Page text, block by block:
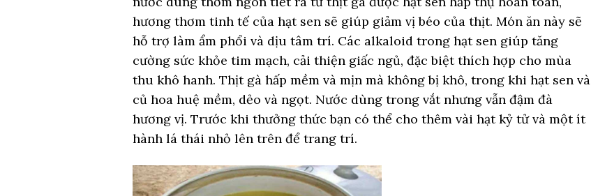
hương thơm tinh tế của hạt sen sẽ giúp giảm vị béo của thịt. Món ăn này sẽ
hỗ trợ làm ẩm phổi và dịu tâm trí. Các alkaloid trong hạt sen giúp tăng
cường sức khỏe tim mạch, cải thiện giấc ngủ, đặc biệt thích hợp cho mùa
thu khô hanh. Thịt gà hấp mềm và mịn mà không bị khô, trong khi hạt sen và
củ hoa huệ mềm, dẻo và ngọt. Nước dùng trong vắt nhưng vẫn đậm đà
hương vị. Trước khi thưởng thức bạn có thể cho thêm vài hạt kỷ tử và một ít
hành lá thái nhỏ lên trên để trang trí.